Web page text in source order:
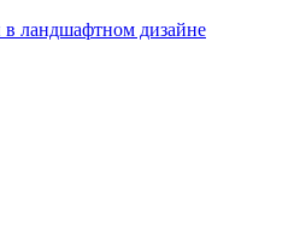
ландшафтном дизайне